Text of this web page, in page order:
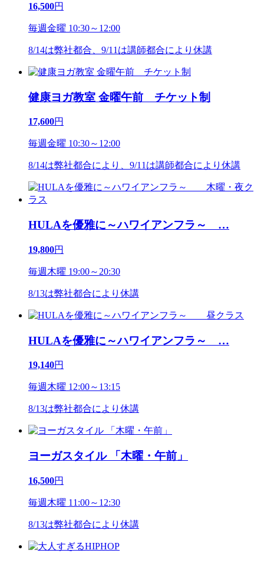
16,500円
毎週金曜 10:30～12:00
8/14は弊社都合、9/11は講師都合により休講
健康ヨガ教室 金曜午前 チケット制
17,600円
毎週金曜 10:30～12:00
8/14は弊社都合により、9/11は講師都合により休講
HULAを優雅に～ハワイアンフラ～ …
19,800円
毎週木曜 19:00～20:30
8/13は弊社都合により休講
HULAを優雅に～ハワイアンフラ～ …
19,140円
毎週木曜 12:00～13:15
8/13は弊社都合により休講
ヨーガスタイル 「木曜・午前」
16,500円
毎週木曜 11:00～12:30
8/13は弊社都合により休講